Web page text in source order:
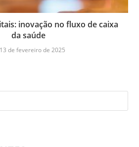
inovação no fluxo de caixa
da saúde
13 de fevereiro de 2025